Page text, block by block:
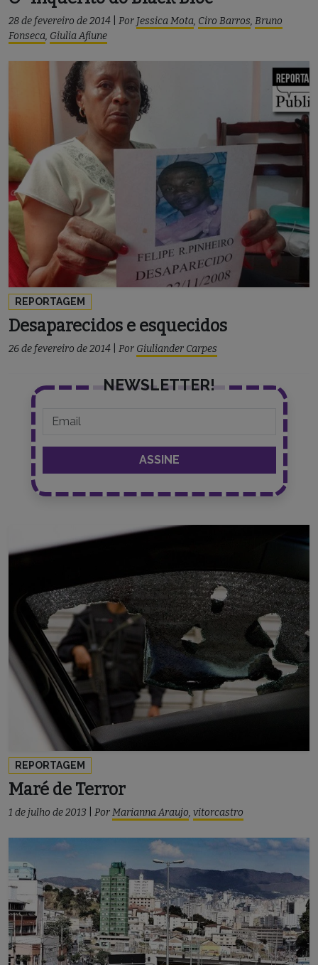
28 de fevereiro de 2014 Por Jessica Mota, Ciro Barros, Bruno
Fonseca, Giulia Afiune
REPORTAGEM
Desaparecidos e esquecidos
26 de fevereiro de 2014 Por Giuliander Carpes
NEWSLETTER!
REPORTAGEM
Maré de Terror
1 de julho de 2013 PorMarianna Araujo, vitorcastro